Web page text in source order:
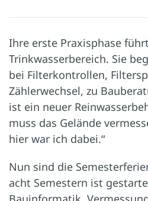
Ihre erste Praxisphase
Trinkwasserbereich. Sie
bei Filterkontrollen,
Zählerwechsel, zu
ist ein neuer
muss das Gelände
hier war ich dabei.“
Nun sind die
acht Semestern ist